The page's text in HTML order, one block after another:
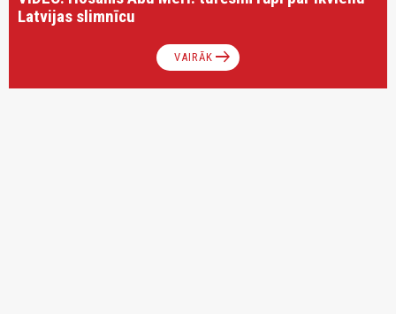
Latvijas slimnīcu
VAIRĀK arrow_right_alt